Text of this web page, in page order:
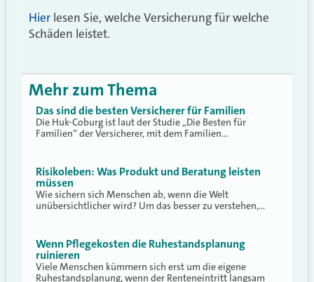
Hier lesen Sie, welche Versicherung für welche
Schäden leistet.
Mehr zum Thema
Das sind die besten Versicherer für Familien
Die Huk-Coburg ist laut der Studie „Die Besten für
Familien“ der Versicherer, mit dem Familien…
Risikoleben: Was Produkt und Beratung leisten
müssen
Wie sichern sich Menschen ab, wenn die Welt
unübersichtlicher wird? Um das besser zu verstehen,…
Wenn Pflegekosten die Ruhestandsplanung
ruinieren
Viele Menschen kümmern sich erst um die eigene
Ruhestandsplanung, wenn der Renteneintritt langsam